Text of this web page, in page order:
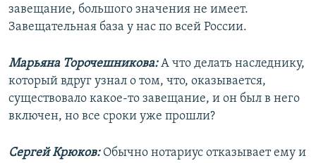
завещание, большого значения не имеет.
Завещательная база у нас по всей России.
Марьяна Торочешникова:А что делать наследнику,
который вдруг узнал о том, что, оказывается,
существовало какое-то завещание, и он был в него
включен, но все сроки уже прошли?
Сергей Крюков:Обычно нотариус отказывает ему и